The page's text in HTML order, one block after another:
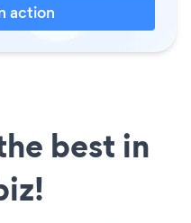
action
best in